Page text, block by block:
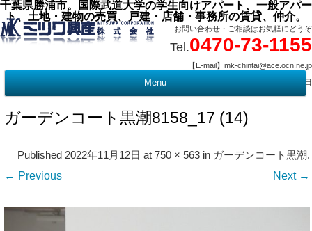
千葉県勝浦市。国際武道大学の学生向けアパート、一般アパー
ト、土地・建物の売買、戸建・店舗・事務所の賃貸、仲介。
お問い合わせ・ご相談はお気軽にどうぞ
Tel.0470-73-1155
【E-mail】mk-chintai@ace.ocn.ne.jp
【営業時間】09:00 ～ 17:15 【定 休 日】水曜・祭日
Menu
ガーデンコート黒潮8158_17 (14)
Published2022年11月12日 at750 × 563 in ガーデンコート黒潮.
← Previous Next →